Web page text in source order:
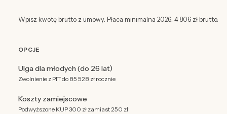
Wpisz kwotę brutto z umowy. Płaca minimalna 2026: 4 806 zł brutto.
OPCJE
Ulga dla młodych (do 26 lat)
Zwolnienie z PIT do 85 528 zł rocznie
Koszty zamiejscowe
Podwyższone KUP 300 zł zamiast 250 zł